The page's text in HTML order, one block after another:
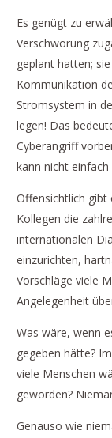
Es genügt zu
Verschwörung
geplant hatten;
Kommunikation
Stromsystem in
legen! Das
Cyberangriff
kann nicht
Offensichtlich gibt
Kollegen die
internationalen
einzurichten,
Vorschläge viele
Angelegenheit
Was wäre, wenn
gegeben hätte?
viele Menschen
geworden?
Genauso wie